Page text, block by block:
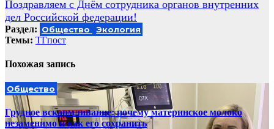
записям
Поздравляем с Днём сотрудника органов внутренних
дел Российской федерации!
Раздел: Общество Экология
Темы: ТГпост
Похожая запись
Общество
Грудное вскармливание: почему материнское молоко
незаменимо и как его сохранить